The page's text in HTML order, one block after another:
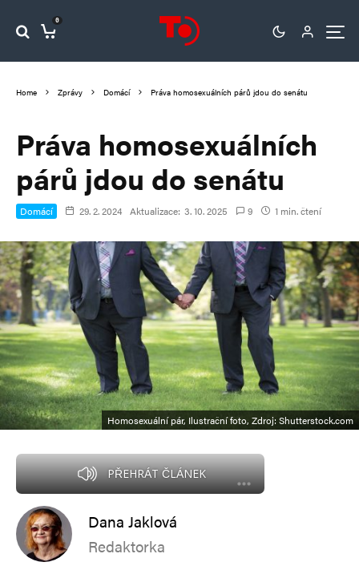
0
Home Zprávy Domácí Práva homosexuálních párů jdou do senátu
Práva homosexuálních
párů jdou do senátu
Domácí 29. 2. 2024 Aktualizace: 3. 10. 2025 9 1 min. čtení
Homosexuální pár, Ilustrační foto, Zdroj: Shutterstock.com
PŘEHRÁT ČLÁNEK
Dana Jaklová
Redaktorka